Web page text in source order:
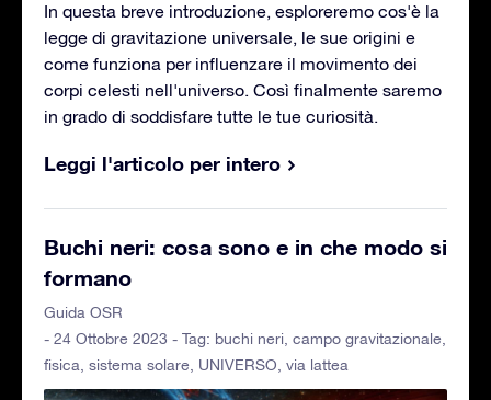
In questa breve introduzione, esploreremo cos'è la
legge di gravitazione universale, le sue origini e
come funziona per influenzare il movimento dei
corpi celesti nell'universo. Così finalmente saremo
in grado di soddisfare tutte le tue curiosità.
Leggi l'articolo per intero
Buchi neri: cosa sono e in che modo si
formano
Guida OSR
- 24 Ottobre 2023 - Tag: buchi neri campo gravitazionale
fisica sistema solare UNIVERSO via lattea